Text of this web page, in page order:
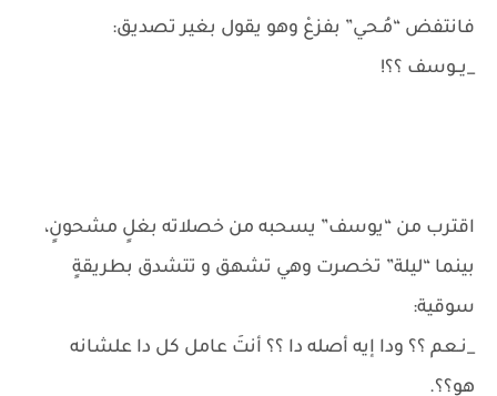
فانتفض “مُـحي” بفزعْ وهو يقول بغير تصديق:
_يــوسف ؟؟!
اقترب من “يوسف” يسحبه من خصلاته بغلٍ مشحونٍ،
بينما “ليلة” تخصرت وهي تشهق و تتشدق بطريقةٍ
سوقية:
_نـعم ؟؟ ودا إيه أصله دا ؟؟ أنتَ عامل كل دا علشانه
هو؟؟.